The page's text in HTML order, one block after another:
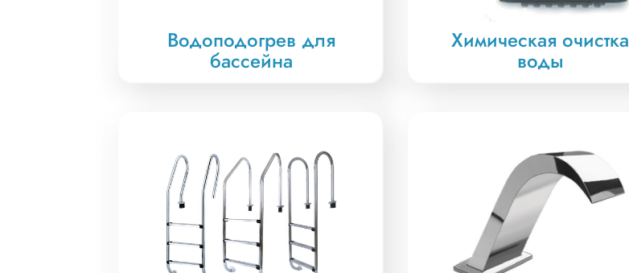
Водоподогрев для
бассейна
Химическая очистка
воды